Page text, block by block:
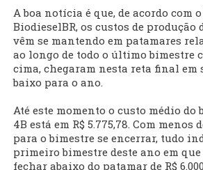
A boa notícia é que, de acordo com
BiodieselBR, os custos de produção
vêm se mantendo em patamares
ao longo de todo o último bimestre
cima, chegaram nesta reta final em
baixo para o ano.
Até este momento o custo médio do
4B está em R$ 5.775,78. Com menos
para o bimestre se encerrar, tudo
primeiro bimestre deste ano em
fechar abaixo do patamar de R$